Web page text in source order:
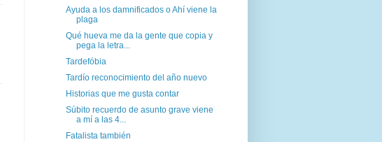
Ayuda a los damnificados o Ahí viene la
plaga
Qué hueva me da la gente que copia y
pega la letra...
Tardefóbia
Tardío reconocimiento del año nuevo
Historias que me gusta contar
Súbito recuerdo de asunto grave viene
a mí a las 4...
Fatalista también